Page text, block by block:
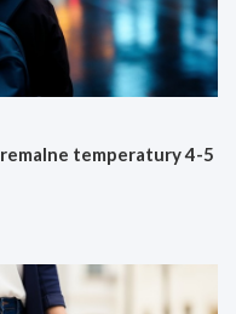
temperatury 4-5